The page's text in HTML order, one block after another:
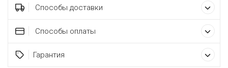
Способы доставки
Способы оплаты
Гарантия